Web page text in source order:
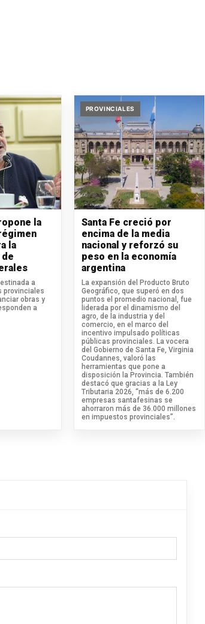
la
la
a
provinciales
obras y
a
PROVINCIALES
Santa Fe creció por
encima de la media
nacional y reforzó su
peso en la economía
argentina
La expansión del Producto Bruto
Geográfico, que superó en dos
puntos el promedio nacional, fue
liderada por el dinamismo del
agro, de la industria y del
comercio, en el marco del
incentivo impulsado políticas
públicas provinciales. La vocera
del Gobierno de Santa Fe, Virginia
Coudannes, valoró las
herramientas que pone a
disposición la Provincia. También
destacó que gracias a la Ley
Tributaria 2026, “más de 6.200
empresas santafesinas se
ahorraron más de 36.000 millones
en impuestos provinciales”.